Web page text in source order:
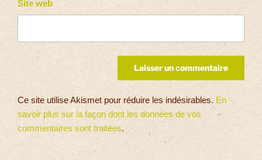
Site web
Ce site utilise Akismet pour réduire les indésirables. En
savoir plus sur la façon dont les données de vos
commentaires sont traitées.